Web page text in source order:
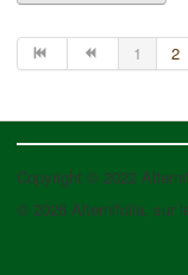
1 2
Copyright © 2022
© 2026 Alternifolia, sur